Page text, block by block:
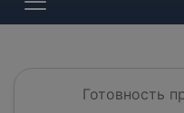
Готовность